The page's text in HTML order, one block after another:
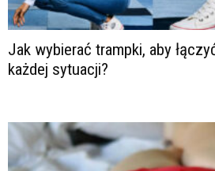
Jak wybierać trampki, aby
każdej sytuacji?